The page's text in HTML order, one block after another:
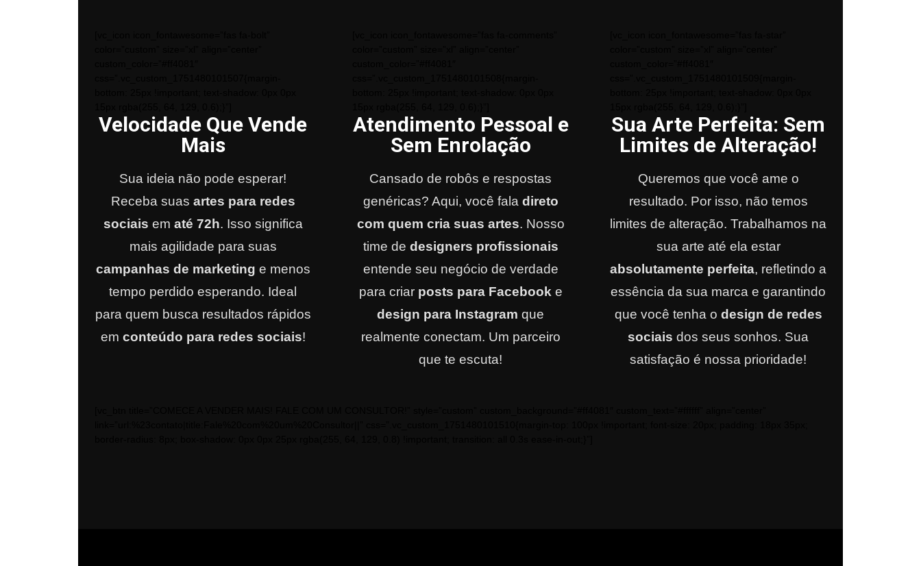
Velocidade Que Vende
Mais
Sua ideia não pode esperar!
Receba suas artes para redes
sociais em até 72h. Isso significa
mais agilidade para suas
campanhas de marketing e menos
tempo perdido esperando. Ideal
para quem busca resultados rápidos
em conteúdo para redes sociais!
Atendimento Pessoal e
Sem Enrolação
Cansado de robôs e respostas
genéricas? Aqui, você fala direto
com quem cria suas artes. Nosso
time de designers profissionais
entende seu negócio de verdade
para criar posts para Facebook e
design para Instagram que
realmente conectam. Um parceiro
que te escuta!
Sua Arte Perfeita: Sem
Limites de Alteração!
Queremos que você ame o
resultado. Por isso, não temos
limites de alteração. Trabalhamos na
sua arte até ela estar
absolutamente perfeita, refletindo a
essência da sua marca e garantindo
que você tenha o design de redes
sociais dos seus sonhos. Sua
satisfação é nossa prioridade!